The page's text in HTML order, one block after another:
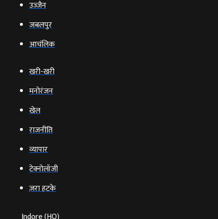
उज्‍जैन
जबलपुर
आचंलिक
खरी-खरी
मनोरंजन
खेल
राजनीति
व्‍यापार
टेक्‍नोलॉजी
ज़रा हटके